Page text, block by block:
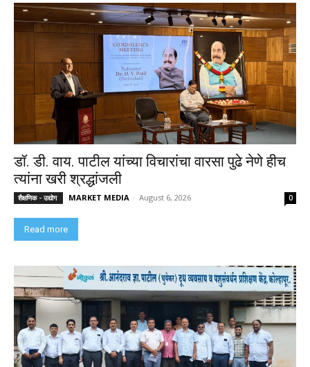
डॉ. डी. वाय. पाटील यांच्या विचारांचा वारसा पुढे नेणे हीच
त्यांना खरी श्रद्धांजली
शैक्षणिक - उद्योग MARKET MEDIA - August 6, 2026 0
Read more